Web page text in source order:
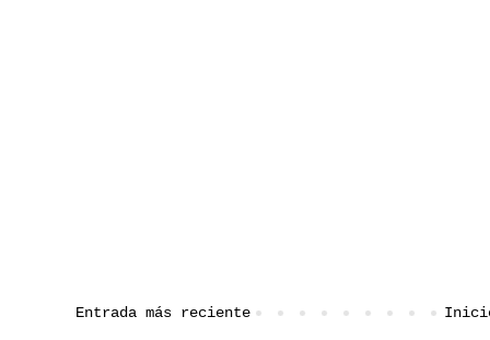
Entrada más reciente